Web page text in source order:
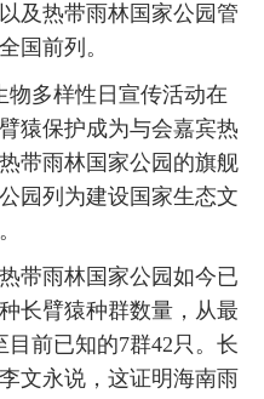
及热带雨林国家公园管
国前列。
物多样性日宣传活动在
猿保护成为与会嘉宾热
带雨林国家公园的旗舰
园列为建设国家生态文
带雨林国家公园如今已
长臂猿种群数量，从最
前已知的7群42只。长
文永说，这证明海南雨